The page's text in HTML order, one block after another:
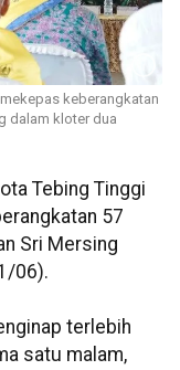
keberangkatan
dalam kloter dua
Tebing Tinggi
57
Sri Mersing
06).
terlebih
satu malam,